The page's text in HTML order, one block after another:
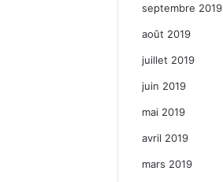
septembre 2019
août 2019
juillet 2019
juin 2019
mai 2019
avril 2019
mars 2019